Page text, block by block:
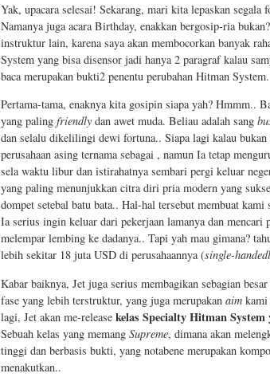
Yak, upacara selesai! Sekarang, mari kita lepaskan
Namanya juga acara Birthday, enakkan bergosip-ria
instruktur lain, karena saya akan membocorkan banyak
System yang bisa disensor jadi hanya 2 paragraf kalau
baca merupakan bukti2 penentu perubahan Hitman
Pertama-tama, enaknya kita gosipin siapa yah? Hmmm..
yang paling friendly dan awet muda. Beliau adalah sang
dan selalu dikelilingi dewi fortuna.. Siapa lagi kalau
perusahaan asing ternama sebagai , namun Ia tetap
sela waktu libur dan istirahatnya sembari pergi keluar
yang paling menunjukkan citra diri pria modern yang
dompet setebal batu bata.. Hal-hal tersebut membuat
Ia serius ingin keluar dari pekerjaan lamanya dan
melempar lembing ke dadanya.. Tapi yah mau gimana?
lebih sekitar 18 juta USD di perusahaannya (single-
Kabar baiknya, Jet juga serius membagikan sebagian
fase yang lebih terstruktur, yang juga merupakan aim kami
lagi, Jet akan me-release kelas Specialty Hitman
Sebuah kelas yang memang Supreme, dimana akan
tinggi dan berbasis bukti, yang notabene merupakan
menakutkan..